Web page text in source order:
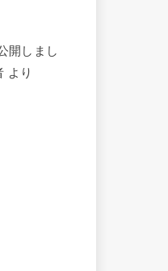
開しまし
より